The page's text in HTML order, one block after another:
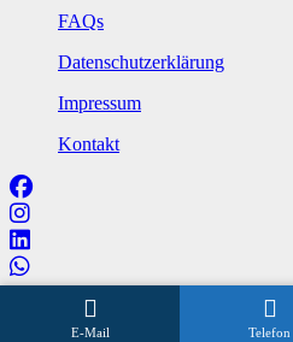
FAQs
Datenschutzerklärung
Impressum
Kontakt
Wir beraten Sie gerne
E-Mail Telefon